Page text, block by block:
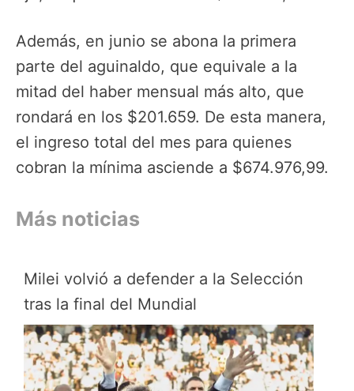
Además, en junio se abona la primera
parte del aguinaldo, que equivale a la
mitad del haber mensual más alto, que
rondará en los $201.659. De esta manera,
el ingreso total del mes para quienes
cobran la mínima asciende a $674.976,99.
Más noticias
Milei volvió a defender a la Selección
tras la final del Mundial